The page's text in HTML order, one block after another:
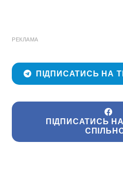
РЕКЛАМА
ПІДПИСАТИСЬ НА
ПІДПИСАТИСЬ НА